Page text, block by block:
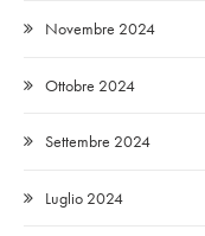
Novembre 2024
Ottobre 2024
Settembre 2024
Luglio 2024